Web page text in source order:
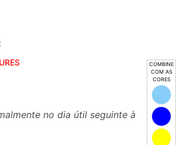
COMBINE
COM AS
CORES
no dia útil seguinte à